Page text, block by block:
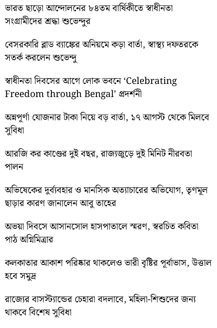
ভারত ছাড়ো আন্দোলনের ৮৪তম বার্ষিকীতে স্বাধীনতা
সংগ্রামীদের শ্রদ্ধা শুভেন্দুর
বেসরকারি ব্লাড ব্যাঙ্কের অনিয়মে কড়া বার্তা, স্বাস্থ্য দফতরকে
সতর্ক করলেন শুভেন্দু
স্বাধীনতা দিবসের আগে লোক ভবনে ‘Celebrating
Freedom through Bengal’ প্রদর্শনী
অন্নপূর্ণা যোজনার টাকা নিয়ে বড় বার্তা, ১৭ আগস্ট থেকে মিলবে
সুবিধা
আরজি কর কাণ্ডের দুই বছর, রাজ্যজুড়ে দুই মিনিট নীরবতা
পালন
অভিষেকের দুর্ব্যবহার ও মানসিক অত্যাচারের অভিযোগ, তৃণমূল
ছাড়ার কারণ জানালেন আবু তাহের
অভয়া দিবসে আসানসোল হাসপাতালে স্মরণ, স্বরচিত কবিতা
পাঠ অগ্নিমিত্রার
কলকাতার আকাশ পরিষ্কার থাকলেও ভারী বৃষ্টির পূর্বাভাস, উত্তাল
হবে সমুদ্র
রাজ্যের বাসস্ট্যান্ডের চেহারা বদলাবে, মহিলা-শিশুদের জন্য
থাকবে বিশেষ সুবিধা